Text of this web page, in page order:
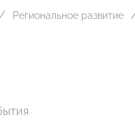
Региональное развитие